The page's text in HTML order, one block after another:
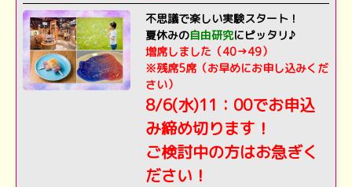
不思議で楽しい実験スタート！
夏休みの自由研究にピッタリ♪
増席しました（40→49）
※残席5席（お早めにお申し込みくだ
さい）
8/6(水)11：00でお申込
み締め切ります！
ご検討中の方はお急ぎく
ださい！